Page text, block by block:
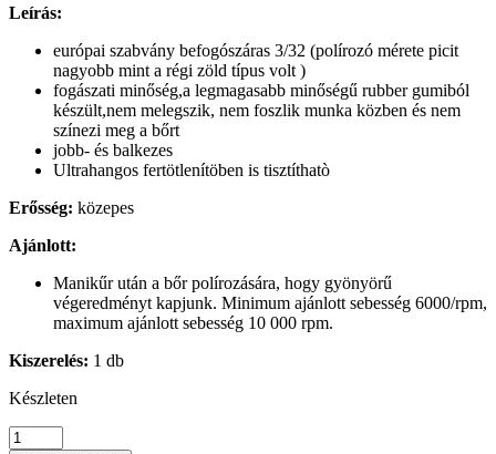
Leírás:
európai szabvány befogószáras 3/32 (polírozó mérete picit
nagyobb mint a régi zöld típus volt )
fogászati minőség,a legmagasabb minőségű rubber gumiból
készült,nem melegszik, nem foszlik munka közben és nem
színezi meg a bőrt
jobb- és balkezes
Ultrahangos fertötlenítöben is tisztíthatò
Erősség: közepes
Ajánlott:
Manikűr után a bőr polírozására, hogy gyönyörű
végeredményt kapjunk. Minimum ajánlott sebesség 6000/rpm,
maximum ajánlott sebesség 10 000 rpm.
Kiszerelés: 1 db
Készleten
Szilikon